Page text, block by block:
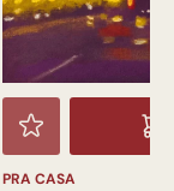
PRA CASA